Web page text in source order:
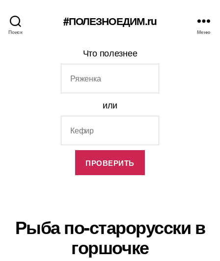
Поиск
#ПОЛЕЗНОЕДИМ.ru
Меню
Что полезнее
или
Рыба по-старорусски в
горшочке